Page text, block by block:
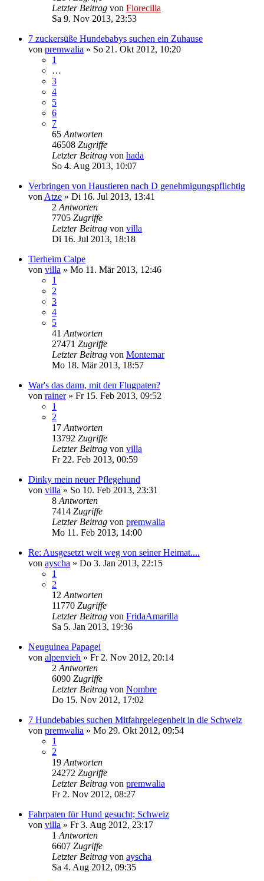
Letzter Beitrag von Florecilla
Sa 9. Nov 2013, 23:53
7 zuckersüße Hundebabys suchen ein Zuhause
von premwalia » So 21. Okt 2012, 10:20
1
…
3
4
5
6
7
65 Antworten
46508 Zugriffe
Letzter Beitrag von hada
So 4. Aug 2013, 10:07
Verbringen von Haustieren nach D genehmigungspflichtig
von Atze » Di 16. Jul 2013, 13:41
2 Antworten
7705 Zugriffe
Letzter Beitrag von villa
Di 16. Jul 2013, 18:18
Tierheim Calpe
von villa » Mo 11. Mär 2013, 12:46
1
2
3
4
5
41 Antworten
27471 Zugriffe
Letzter Beitrag von Montemar
Mo 18. Mär 2013, 18:57
War's das dann, mit den Flugpaten?
von rainer» Fr 15. Feb 2013, 09:52
1
2
17 Antworten
13792 Zugriffe
Letzter Beitrag von villa
Fr 22. Feb 2013, 00:59
Dinky mein neuer Pflegehund
von villa » So 10. Feb 2013, 23:31
8 Antworten
7414 Zugriffe
Letzter Beitrag von premwalia
Mo 11. Feb 2013, 14:00
Re: Ausgesetzt weit weg von seiner Heimat....
von ayscha » Do 3. Jan 2013, 22:15
1
2
12 Antworten
11770 Zugriffe
Letzter Beitrag von FridaAmarilla
Sa 5. Jan 2013, 19:36
Neuguinea Papagei
von alpenvieh » Fr 2. Nov 2012, 20:14
2 Antworten
6090 Zugriffe
Letzter Beitrag von Nombre
Do 15. Nov 2012, 17:02
7 Hundebabies suchen Mitfahrgelegenheit in die Schweiz
von premwalia » Mo 29. Okt 2012, 09:54
1
2
19 Antworten
24272 Zugriffe
Letzter Beitrag von premwalia
Fr 2. Nov 2012, 08:27
Fahrpaten für Hund gesucht; Schweiz
von villa » Fr 3. Aug 2012, 23:17
1 Antworten
6607 Zugriffe
Letzter Beitrag von ayscha
Sa 4. Aug 2012, 09:35